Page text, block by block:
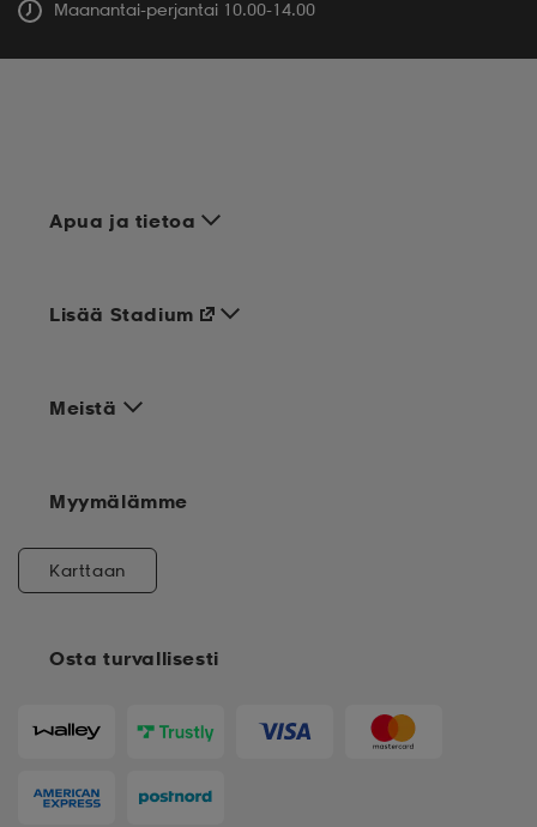
Maanantai-perjantai 10.00-14.00
Apua ja tietoa
Meistä
Osta turvallisesti
Lisää Stadium
Myymälämme
Karttaan